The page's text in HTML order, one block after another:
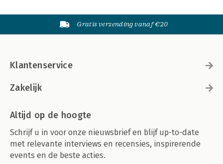
Gratis verzending vanaf €20
Klantenservice
Zakelijk
Altijd op de hoogte
Schrijf u in voor onze nieuwsbrief en blijf up-to-date
met relevante interviews en recensies, inspirerende
events en de beste acties.